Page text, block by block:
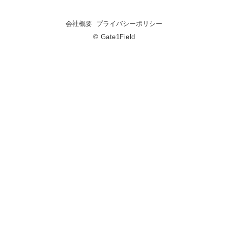
会社概要 プライバシーポリシー
© Gate1Field